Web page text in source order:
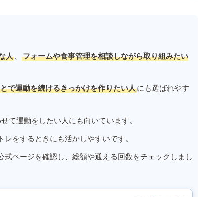
人 、
フォームや食事管理を相談しながら取り組みたい
で運動を続けるきっかけを作りたい人にも選ばれやす
て運動をしたい人にも向いています。
をするときにも活かしやすいです。
ページを確認し、総額や通える回数をチェックしまし